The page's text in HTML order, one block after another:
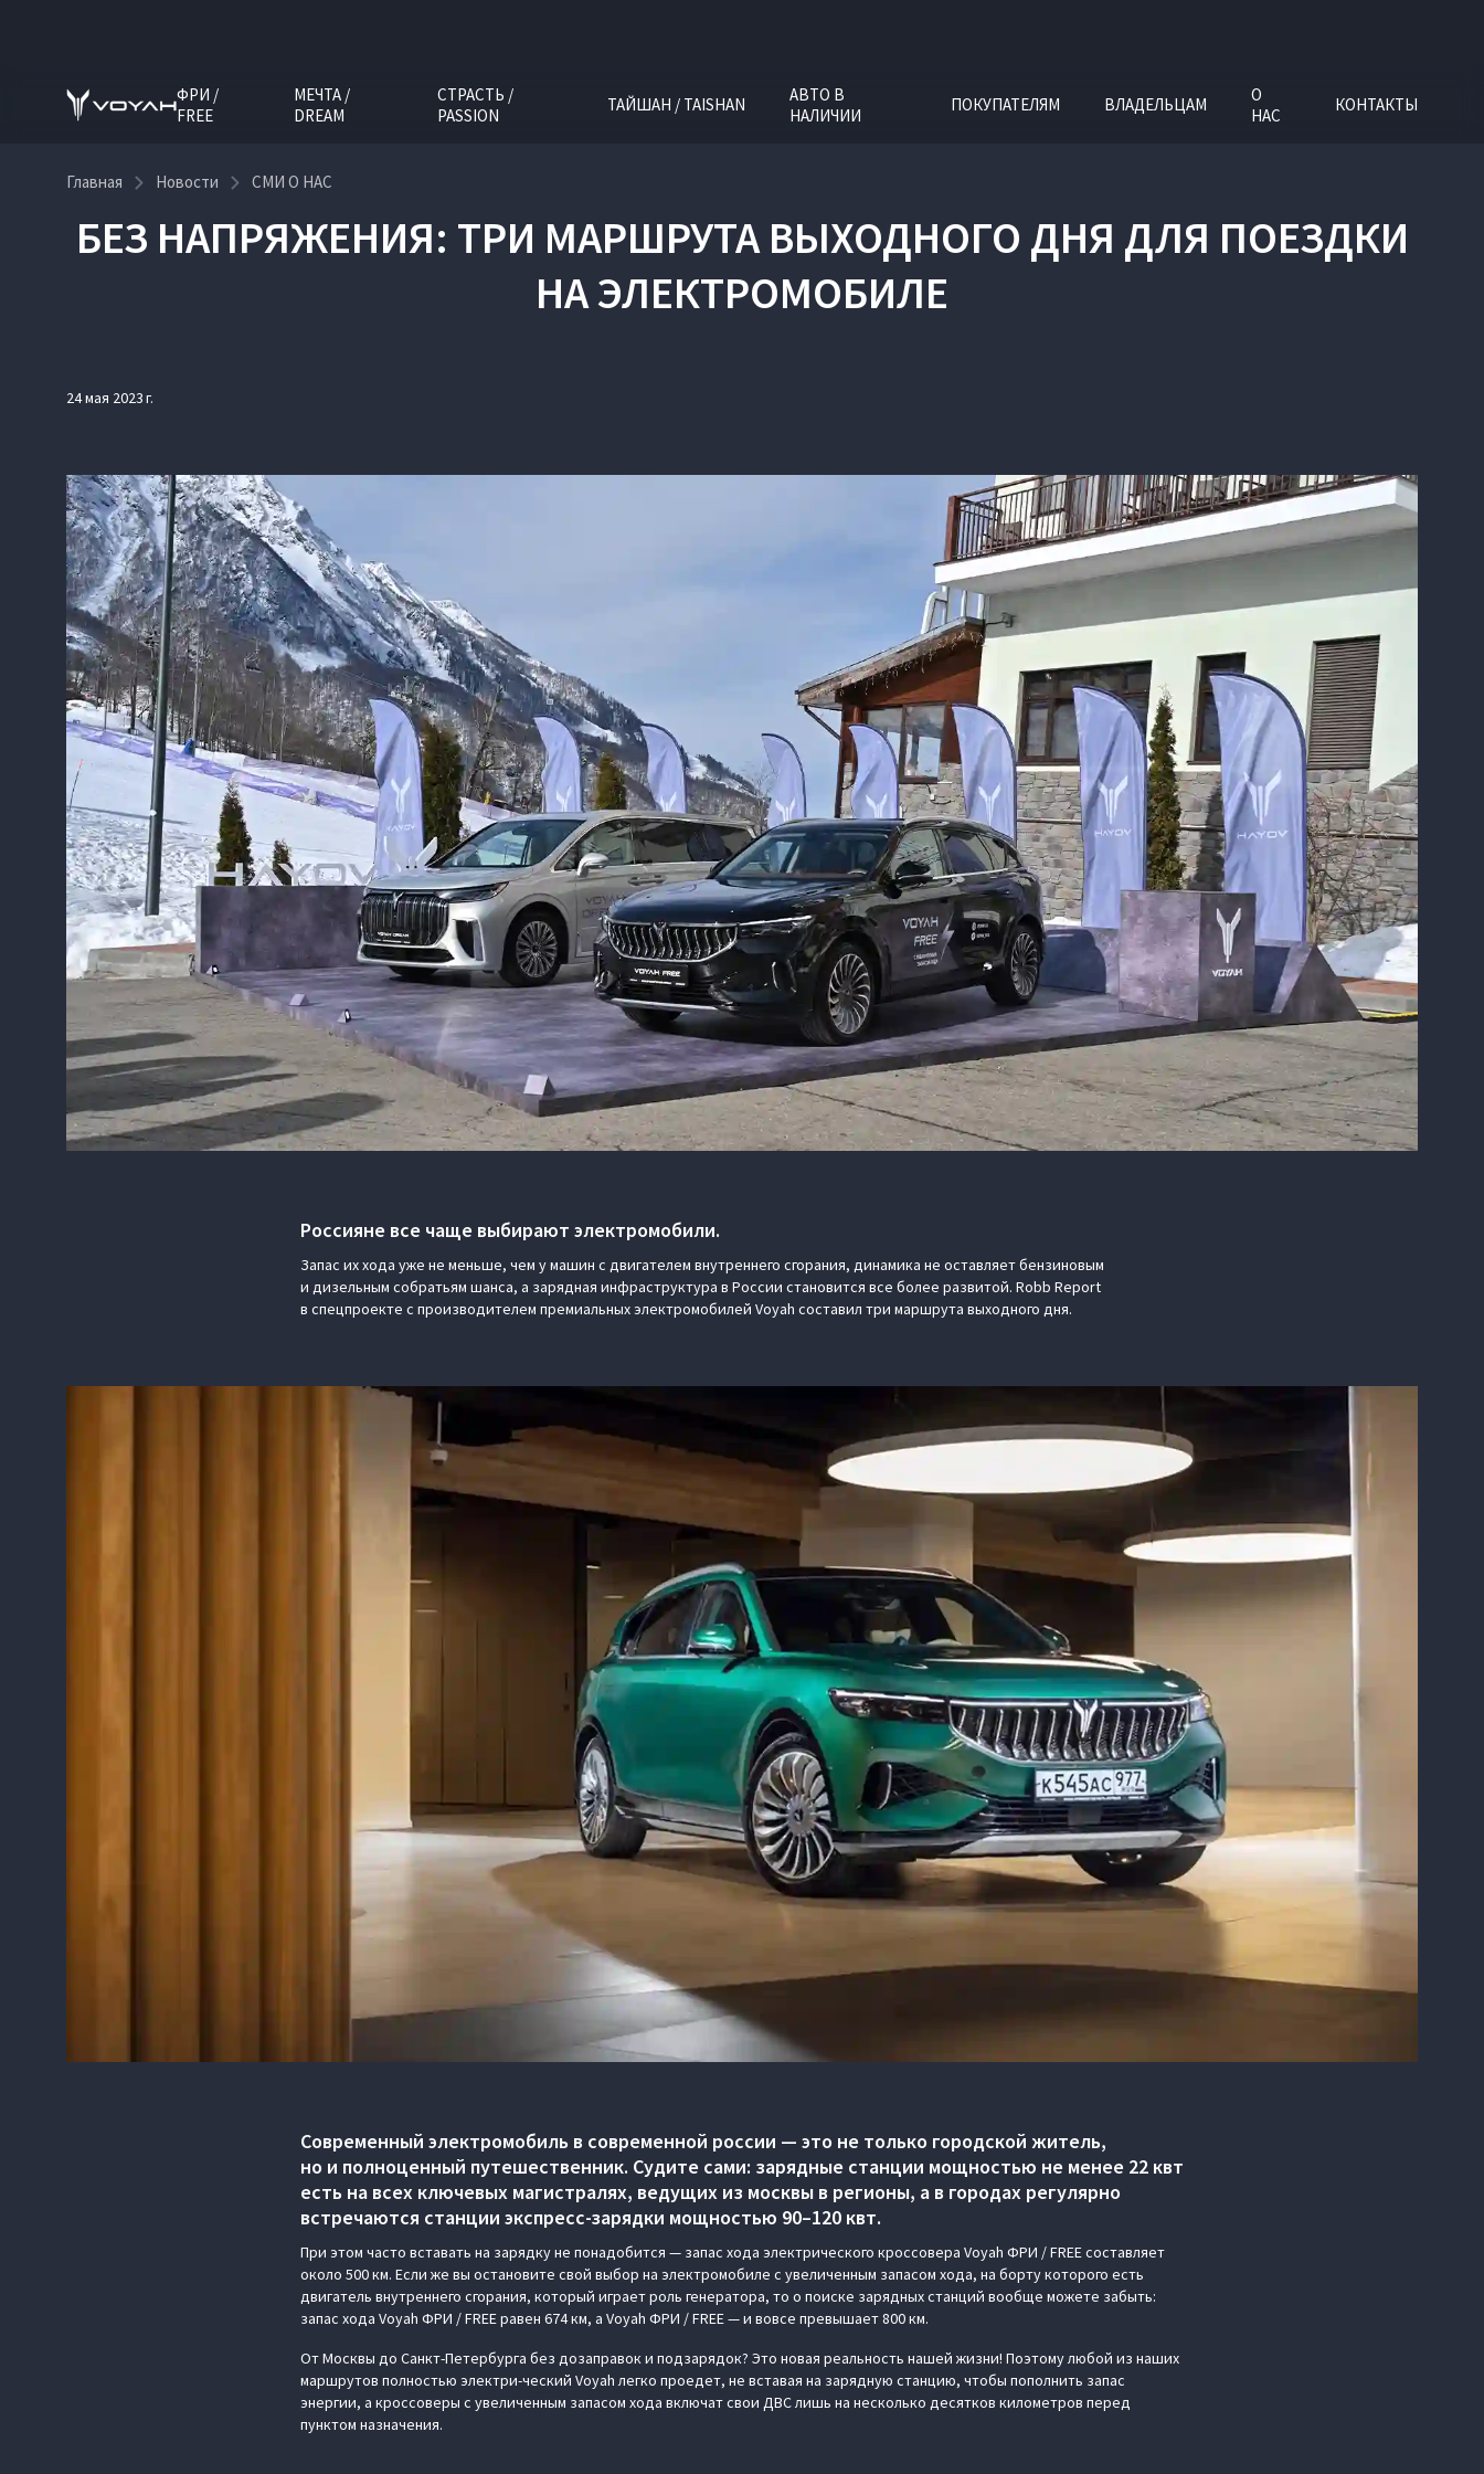
ФРИ /
FREE
МЕЧТА /
DREAM
СТРАСТЬ /
PASSION
ТАЙШАН / TAISHAN
АВТО В
НАЛИЧИИ
ПОКУПАТЕЛЯМ ВЛАДЕЛЬЦАМ
О
НАС
КОНТАКТЫ
Главная Новости СМИ О НАС
БЕЗ НАПРЯЖЕНИЯ: ТРИ МАРШРУТА ВЫХОДНОГО ДНЯ ДЛЯ ПОЕЗДКИ
НА ЭЛЕКТРОМОБИЛЕ
24 мая 2023 г.
Россияне все чаще выбирают электромобили.
Запас их хода уже не меньше, чем у машин с двигателем внутреннего сгорания, динамика не оставляет бензиновым
и дизельным собратьям шанса, а зарядная инфраструктура в России становится все более развитой. Robb Report
в спецпроекте с производителем премиальных электромобилей Voyah составил три маршрута выходного дня.
Современный электромобиль в современной россии — это не только городской житель,
но и полноценный путешественник. Судите сами: зарядные станции мощностью не менее 22 квт
есть на всех ключевых магистралях, ведущих из москвы в регионы, а в городах регулярно
встречаются станции экспресс-зарядки мощностью 90–120 квт.
При этом часто вставать на зарядку не понадобится — запас хода электрического кроссовера Voyah ФРИ / FREE составляет
около 500 км. Если же вы остановите свой выбор на электромобиле с увеличенным запасом хода, на борту которого есть
двигатель внутреннего сгорания, который играет роль генератора, то о поиске зарядных станций вообще можете забыть:
запас хода Voyah ФРИ / FREE равен 674 км, а Voyah ФРИ / FREE — и вовсе превышает 800 км.
От Москвы до Санкт-Петербурга без дозаправок и подзарядок? Это новая реальность нашей жизни! Поэтому любой из наших
маршрутов полностью электри-ческий Voyah легко проедет, не вставая на зарядную станцию, чтобы пополнить запас
энергии, а кроссоверы с увеличенным запасом хода включат свои ДВС лишь на несколько десятков километров перед
пунктом назначения.